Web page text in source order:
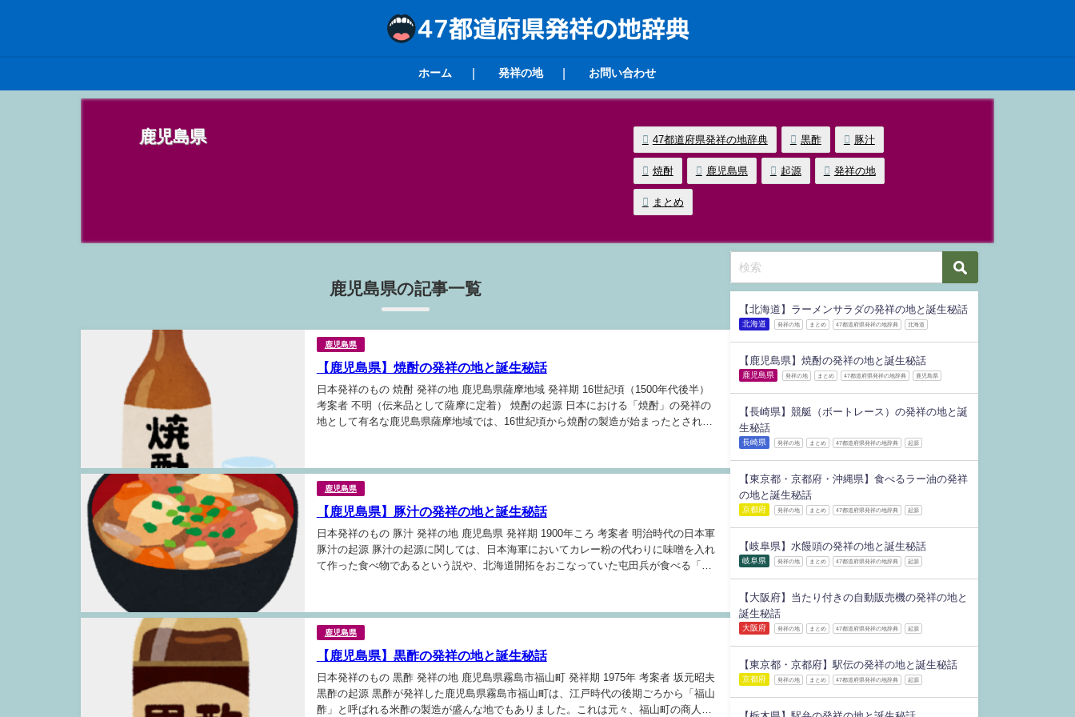
ホーム 発祥の地 お問い合わせ
鹿児島県 47都道府県発祥の地辞典 黒酢 豚汁
焼酎 鹿児島県 起源 発祥の地
まとめ
鹿児島県の記事一覧
鹿児島県
【鹿児島県】焼酎の発祥の地と誕生秘話
日本発祥のもの 焼酎 発祥の地 鹿児島県薩摩地域 発祥期 16世紀頃（1500年代後半）
考案者 不明（伝来品として薩摩に定着） 焼酎の起源 日本における「焼酎」の発祥の
地として有名な鹿児島県薩摩地域では、16世紀頃から焼酎の製造が始まったとされて
鹿児島県
【鹿児島県】豚汁の発祥の地と誕生秘話
日本発祥のもの 豚汁 発祥の地 鹿児島県 発祥期 1900年ころ 考案者 明治時代の日本軍
豚汁の起源 豚汁の起源に関しては、日本海軍においてカレー粉の代わりに味噌を入れ
て作った食べ物であるという説や、北海道開拓をおこなっていた屯田兵が食べる「屯
鹿児島県
【鹿児島県】黒酢の発祥の地と誕生秘話
日本発祥のもの 黒酢 発祥の地 鹿児島県霧島市福山町 発祥期 1975年 考案者 坂元昭夫
黒酢の起源 黒酢が発祥した鹿児島県霧島市福山町は、江戸時代の後期ごろから「福山
酢」と呼ばれる米酢の製造が盛んな地でもありました。これは元々、福山町の商人で
【北海道】ラーメンサラダの発祥の地と誕生秘話
北海道 発祥の地 まとめ 47都道府県発祥の地辞典 北海道
【鹿児島県】焼酎の発祥の地と誕生秘話
鹿児島県 発祥の地 まとめ 47都道府県発祥の地辞典 鹿児島県
【長崎県】競艇（ボートレース）の発祥の地と誕
生秘話
長崎県 発祥の地 まとめ 47都道府県発祥の地辞典 起源
【東京都・京都府・沖縄県】食べるラー油の発祥
の地と誕生秘話
京都府 発祥の地 まとめ 47都道府県発祥の地辞典 起源
【岐阜県】水饅頭の発祥の地と誕生秘話
岐阜県 発祥の地 まとめ 47都道府県発祥の地辞典 起源
【大阪府】当たり付きの自動販売機の発祥の地と
誕生秘話
大阪府 発祥の地 まとめ 47都道府県発祥の地辞典 起源
【東京都・京都府】駅伝の発祥の地と誕生秘話
京都府 発祥の地 まとめ 47都道府県発祥の地辞典 起源